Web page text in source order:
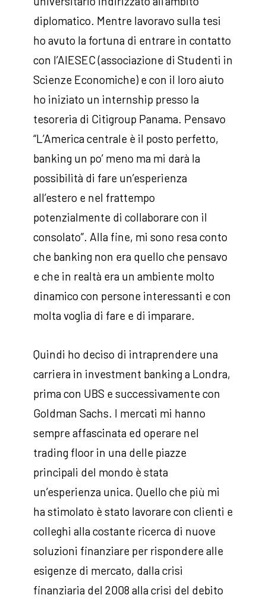
diplomatico. Mentre lavoravo sulla tesi
ho avuto la fortuna di entrare in contatto
con l’AIESEC (associazione di Studenti in
Scienze Economiche) e con il loro aiuto
ho iniziato un internship presso la
tesoreria di Citigroup Panama. Pensavo
“L’America centrale è il posto perfetto,
banking un po’ meno ma mi darà la
possibilità di fare un’esperienza
all’estero e nel frattempo
potenzialmente di collaborare con il
consolato”. Alla fine, mi sono resa conto
che banking non era quello che pensavo
e che in realtà era un ambiente molto
dinamico con persone interessanti e con
molta voglia di fare e di imparare.
Quindi ho deciso di intraprendere una
carriera in investment banking a Londra,
prima con UBS e successivamente con
Goldman Sachs. I mercati mi hanno
sempre affascinata ed operare nel
trading floor in una delle piazze
principali del mondo è stata
un’esperienza unica. Quello che più mi
ha stimolato è stato lavorare con clienti e
colleghi alla costante ricerca di nuove
soluzioni finanziare per rispondere alle
esigenze di mercato, dalla crisi
finanziaria del 2008 alla crisi del debito